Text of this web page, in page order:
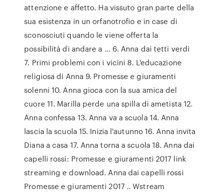
attenzione e affetto. Ha vissuto gran parte della
sua esistenza in un orfanotrofio e in case di
sconosciuti quando le viene offerta la
possibilità di andare a … 6. Anna dai tetti verdi
7. Primi problemi con i vicini 8. L'educazione
religiosa di Anna 9. Promesse e giuramenti
solenni 10. Anna gioca con la sua amica del
cuore 11. Marilla perde una spilla di ametista 12.
Anna confessa 13. Anna va a scuola 14. Anna
lascia la scuola 15. Inizia l'autunno 16. Anna invita
Diana a casa 17. Anna torna a scuola 18. Anna dai
capelli rossi: Promesse e giuramenti 2017 link
streaming e download. Anna dai capelli rossi
Promesse e giuramenti 2017 .. Wstream